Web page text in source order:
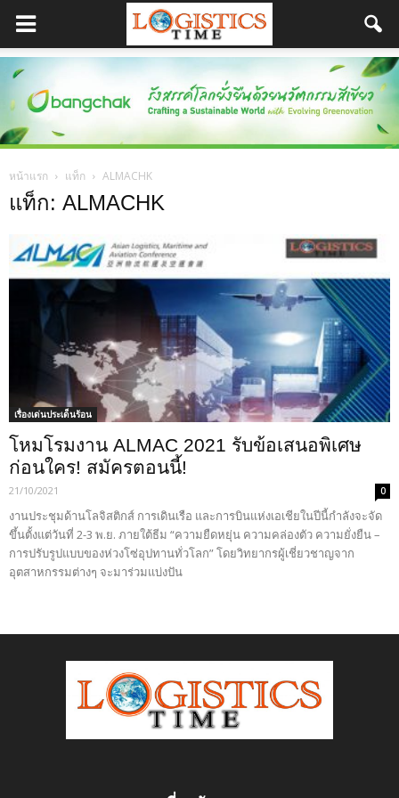
หน้าแรก แท็ก ALMACHK
แท็ก: ALMACHK
เรื่องเด่นประเด็นร้อน
โหมโรมงาน ALMAC 2021 รับข้อเสนอพิเศษ
ก่อนใคร! สมัครตอนนี้!
21/10/2021 0
งานประชุมด้านโลจิสติกส์ การเดินเรือ และการบินแห่งเอเชียในปีนี้กำลังจะจัด
ขึ้นตั้งแต่วันที่ 2-3 พ.ย. ภายใต้ธีม “ความยืดหยุ่น ความคล่องตัว ความยั่งยืน –
การปรับรูปแบบของห่วงโซ่อุปทานทั่วโลก” โดยวิทยากรผู้เชี่ยวชาญจาก
อุตสาหกรรมต่างๆ จะมาร่วมแบ่งปัน